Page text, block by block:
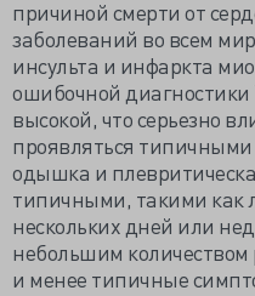
причиной смерти от
заболеваний во всем
инсульта и инфаркта
ошибочной диагностики
высокой, что серьезно
проявляться
одышка и
типичными, такими как
нескольких дней или
небольшим
и менее типичные